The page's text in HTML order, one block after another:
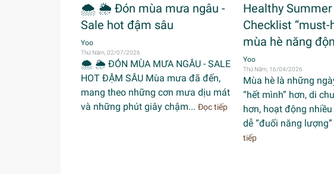
🌨 🌦 Đón mùa mưa ngâu -
Sale hot đậm sâu
Yoo
Thứ Năm, 02/07/2026
🌨 🌦 ĐÓN MÙA MƯA NGÂU - SALE
HOT ĐẬM SÂU Mùa mưa đã đến,
mang theo những cơn mưa dịu mát
và những phút giây chậm... Đọc tiếp
Healthy
Checklist “must-
mùa hè năng
Yoo
Thứ Năm, 16/04/2026
Mùa hè là những
“hết mình” hơn, di
hơn, hoạt động
dễ “đuối năng
tiếp